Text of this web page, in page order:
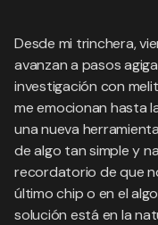
Desde mi trinchera,
avanzan a pasos
investigación con
me emocionan hasta
una nueva
de algo tan simple y
recordatorio de que
último chip o en el
solución está en la